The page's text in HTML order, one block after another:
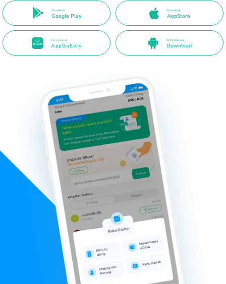
Tersedia di
Google Play
Tersedia di
AppStore
Tersedia di
AppGallery
APK Langsung
Download